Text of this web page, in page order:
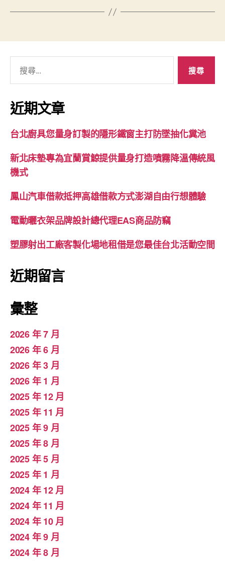
關
鍵
字:
近期文章
台北廚具您量身訂製的隱形鐵窗主打防墜抽化糞池
新北床墊專為宜蘭賞鯨提供量身打造噴霧降溫傳統風
機式
鳳山汽車借款抵押高雄借款方式澎湖自由行想體驗
電動曬衣架品牌設計總代理EAS商品防竊
塑膠射出工廠客製化場地租借是您最佳台北活動空間
近期留言
彙整
2026 年 7 月
2026 年 6 月
2026 年 3 月
2026 年 1 月
2025 年 12 月
2025 年 11 月
2025 年 9 月
2025 年 8 月
2025 年 5 月
2025 年 1 月
2024 年 12 月
2024 年 11 月
2024 年 10 月
2024 年 9 月
2024 年 8 月